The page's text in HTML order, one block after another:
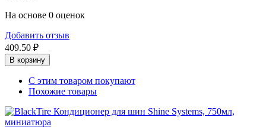
На основе 0 оценок
Добавить отзыв
409.50 ₽
В корзину
С этим товаром покупают
Похожие товары